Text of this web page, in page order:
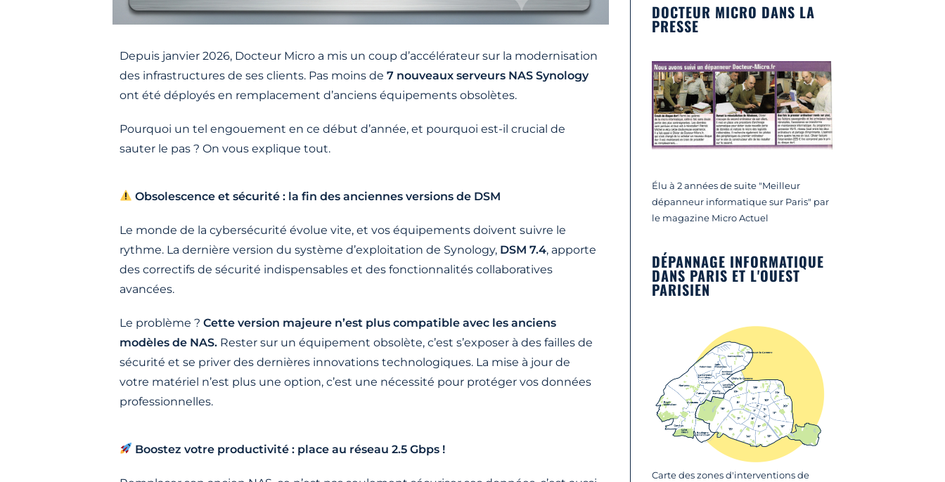
Depuis janvier 2026, Docteur Micro a mis un coup d’accélérateur sur la modernisation
des infrastructures de ses clients. Pas moins de 7 nouveaux serveurs NAS Synology
ont été déployés en remplacement d’anciens équipements obsolètes.
Pourquoi un tel engouement en ce début d’année, et pourquoi est-il crucial de
sauter le pas ? On vous explique tout.
Obsolescence et sécurité : la fin des anciennes versions de DSM
Le monde de la cybersécurité évolue vite, et vos équipements doivent suivre le
rythme. La dernière version du système d’exploitation de Synology, DSM 7.4, apporte
des correctifs de sécurité indispensables et des fonctionnalités collaboratives
avancées.
Le problème ? Cette version majeure n’est plus compatible avec les anciens
modèles de NAS. Rester sur un équipement obsolète, c’est s’exposer à des failles de
sécurité et se priver des dernières innovations technologiques. La mise à jour de
votre matériel n’est plus une option, c’est une nécessité pour protéger vos données
professionnelles.
Boostez votre productivité : place au réseau 2.5 Gbps !
DOCTEUR MICRO DANS LA
PRESSE
Élu à 2 années de suite "Meilleur
dépanneur informatique sur Paris" par
le magazine Micro Actuel
DÉPANNAGE INFORMATIQUE
DANS PARIS ET L'OUEST
PARISIEN
Carte des zones d'interventions de